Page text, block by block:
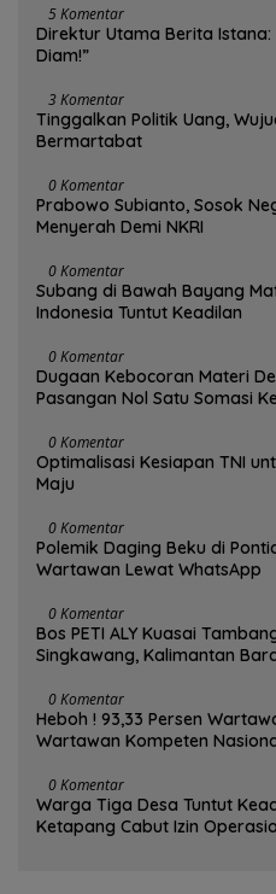
5 Komentar
Direktur Utama Berita
Diam!”
3 Komentar
Tinggalkan Politik Uang,
Bermartabat
0 Komentar
Prabowo Subianto, Sosok
Menyerah Demi NKRI
0 Komentar
Subang di Bawah Bayang
Indonesia Tuntut Keadilan
0 Komentar
Dugaan Kebocoran Materi
Pasangan Nol Satu Somasi
0 Komentar
Optimalisasi Kesiapan TNI
Maju
0 Komentar
Polemik Daging Beku di
Wartawan Lewat WhatsApp
0 Komentar
Bos PETI ALY Kuasai
Singkawang, Kalimantan
0 Komentar
Heboh ! 93,33 Persen
Wartawan Kompeten
0 Komentar
Warga Tiga Desa Tuntut
Ketapang Cabut Izin